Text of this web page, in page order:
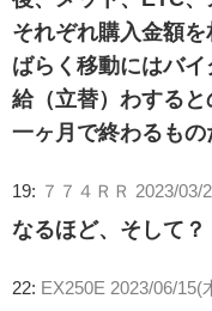
それぞれ購入金額
ばらく移動にはバ
給（立替）わすると
一ヶ月で終わるもの
19: ７７４ＲＲ 2023/03/
なるほど、そして？
22: EX250E 2023/06/15(